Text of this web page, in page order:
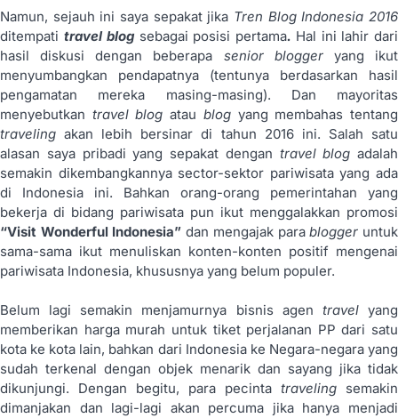
Namun, sejauh ini saya sepakat jika Tren Blog Indonesia 2016
ditempati travel blog sebagai posisi pertama. Hal ini lahir dari
hasil diskusi dengan beberapa senior blogger yang ikut
menyumbangkan pendapatnya (tentunya berdasarkan hasil
pengamatan mereka masing-masing). Dan mayoritas
menyebutkan travel blogatau blog yang membahas tentang
travelingakan lebih bersinar di tahun 2016 ini. Salah satu
alasan saya pribadi yang sepakat dengan travel blog adalah
semakin dikembangkannya sector-sektor pariwisata yang ada
di Indonesia ini. Bahkan orang-orang pemerintahan yang
bekerja di bidang pariwisata pun ikut menggalakkan promosi
“Visit Wonderful Indonesia” dan mengajak parablogger untuk
sama-sama ikut menuliskan konten-konten positif mengenai
pariwisata Indonesia, khususnya yang belum populer.
Belum lagi semakin menjamurnya bisnis agen travelyang
memberikan harga murah untuk tiket perjalanan PP dari satu
kota ke kota lain, bahkan dari Indonesia ke Negara-negara yang
sudah terkenal dengan objek menarik dan sayang jika tidak
dikunjungi. Dengan begitu, para pecinta traveling semakin
dimanjakan dan lagi-lagi akan percuma jika hanya menjadi